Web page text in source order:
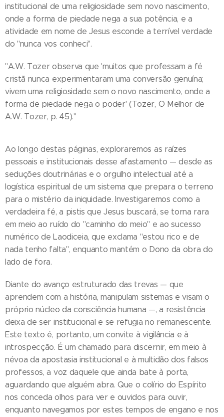
institucional de uma religiosidade sem novo nascimento,
onde a forma de piedade nega a sua potência, e a
atividade em nome de Jesus esconde a terrível verdade
do "nunca vos conheci".
"A.W. Tozer observa que 'muitos que professam a fé
cristã nunca experimentaram uma conversão genuína;
vivem uma religiosidade sem o novo nascimento, onde a
forma de piedade nega o poder' (Tozer, O Melhor de
A.W. Tozer, p. 45)."
Ao longo destas páginas, exploraremos as raízes
pessoais e institucionais desse afastamento — desde as
seduções doutrinárias e o orgulho intelectual até a
logística espiritual de um sistema que prepara o terreno
para o mistério da iniquidade. Investigaremos como a
verdadeira fé, a pistis que Jesus buscará, se torna rara
em meio ao ruído do "caminho do meio" e ao sucesso
numérico de Laodiceia, que exclama "estou rico e de
nada tenho falta", enquanto mantém o Dono da obra do
lado de fora.
Diante do avanço estruturado das trevas — que
aprendem com a história, manipulam sistemas e visam o
próprio núcleo da consciência humana —, a resistência
deixa de ser institucional e se refugia no remanescente.
Este texto é, portanto, um convite à vigilância e à
introspecção. É um chamado para discernir, em meio à
névoa da apostasia institucional e à multidão dos falsos
professos, a voz daquele que ainda bate à porta,
aguardando que alguém abra. Que o colírio do Espírito
nos conceda olhos para ver e ouvidos para ouvir,
enquanto navegamos por estes tempos de engano e nos